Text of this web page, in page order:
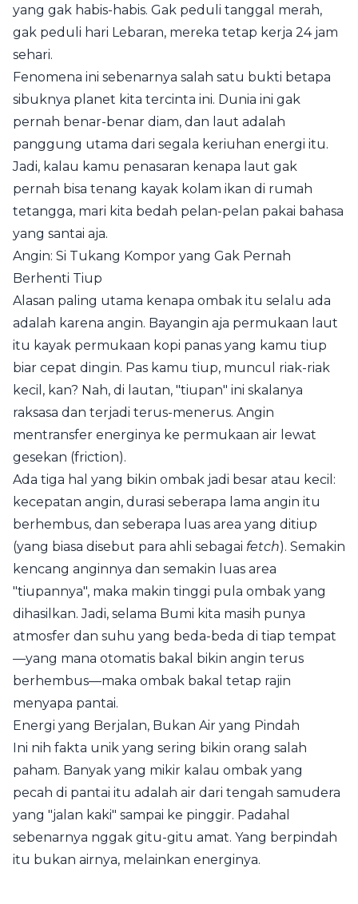
yang gak habis-habis. Gak peduli tanggal merah,
gak peduli hari Lebaran, mereka tetap kerja 24 jam
sehari.
Fenomena ini sebenarnya salah satu bukti betapa
sibuknya planet kita tercinta ini. Dunia ini gak
pernah benar-benar diam, dan laut adalah
panggung utama dari segala keriuhan energi itu.
Jadi, kalau kamu penasaran kenapa laut gak
pernah bisa tenang kayak kolam ikan di rumah
tetangga, mari kita bedah pelan-pelan pakai bahasa
yang santai aja.
Angin: Si Tukang Kompor yang Gak Pernah
Berhenti Tiup
Alasan paling utama kenapa ombak itu selalu ada
adalah karena angin. Bayangin aja permukaan laut
itu kayak permukaan kopi panas yang kamu tiup
biar cepat dingin. Pas kamu tiup, muncul riak-riak
kecil, kan? Nah, di lautan, "tiupan" ini skalanya
raksasa dan terjadi terus-menerus. Angin
mentransfer energinya ke permukaan air lewat
gesekan (friction).
Ada tiga hal yang bikin ombak jadi besar atau kecil:
kecepatan angin, durasi seberapa lama angin itu
berhembus, dan seberapa luas area yang ditiup
(yang biasa disebut para ahli sebagai fetch). Semakin
kencang anginnya dan semakin luas area
"tiupannya", maka makin tinggi pula ombak yang
dihasilkan. Jadi, selama Bumi kita masih punya
atmosfer dan suhu yang beda-beda di tiap tempat
—yang mana otomatis bakal bikin angin terus
berhembus—maka ombak bakal tetap rajin
menyapa pantai.
Energi yang Berjalan, Bukan Air yang Pindah
Ini nih fakta unik yang sering bikin orang salah
paham. Banyak yang mikir kalau ombak yang
pecah di pantai itu adalah air dari tengah samudera
yang "jalan kaki" sampai ke pinggir. Padahal
sebenarnya nggak gitu-gitu amat. Yang berpindah
itu bukan airnya, melainkan energinya.